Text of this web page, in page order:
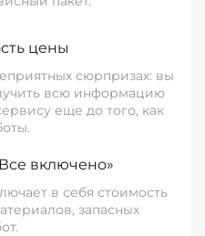
цены
сюрпризах: вы
всю информацию
еще до того, как
включено»
в себя стоимость
запасных